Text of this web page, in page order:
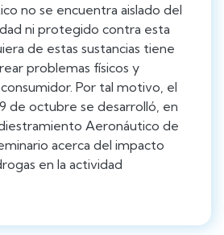
no se encuentra aislado del
ni protegido contra esta
de estas sustancias tiene
problemas físicos y
Por tal motivo, el
de octubre se desarrolló, en
Aeronáutico de
acerca del impacto
en la actividad